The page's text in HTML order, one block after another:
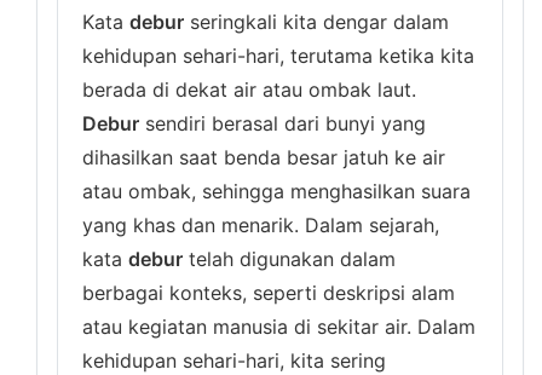
Kata debur seringkali kita dengar dalam
kehidupan sehari-hari, terutama ketika kita
berada di dekat air atau ombak laut.
Debur sendiri berasal dari bunyi yang
dihasilkan saat benda besar jatuh ke air
atau ombak, sehingga menghasilkan suara
yang khas dan menarik. Dalam sejarah,
kata debur telah digunakan dalam
berbagai konteks, seperti deskripsi alam
atau kegiatan manusia di sekitar air. Dalam
kehidupan sehari-hari, kita sering